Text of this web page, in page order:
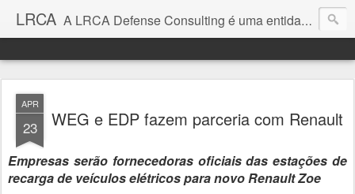
LRCA A LRCA Defense Consulting é uma entidade sem fins lucrativos que se dedica a produzir e divulgar notícias e análises sobre as Empresas de Defesa. Não somos jornalistas e nem este é um blog jornalístico.
APR
23 WEG e EDP fazem parceria com Renault
Empresas serão fornecedoras oficiais das estações de
recarga de veículos elétricos para novo Renault Zoe